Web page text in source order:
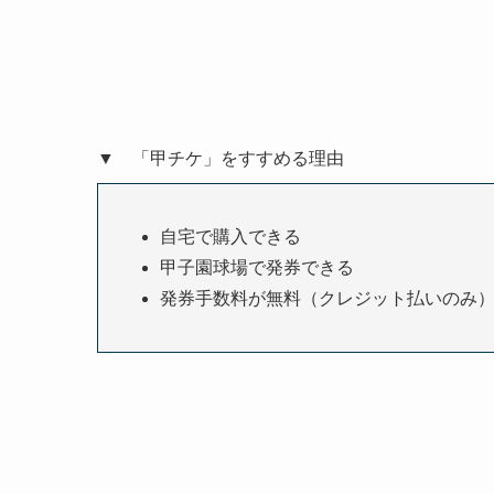
▼ 「甲チケ」をすすめる理由
自宅で購入できる
甲子園球場で発券できる
発券手数料が無料（クレジット払いのみ）